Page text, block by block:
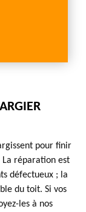
pour finir
réparation est
défectueux ; la
du toit. Si vos
les à nos